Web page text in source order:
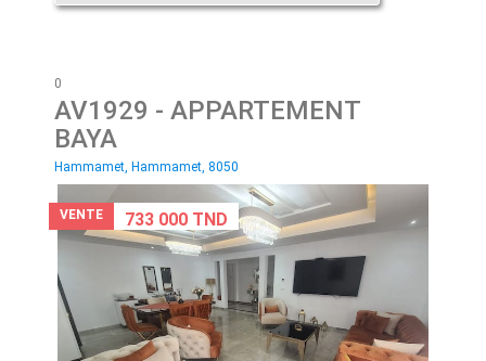
0
AV1929 - APPARTEMENT
BAYA
Hammamet, Hammamet, 8050
VENTE 733 000 TND